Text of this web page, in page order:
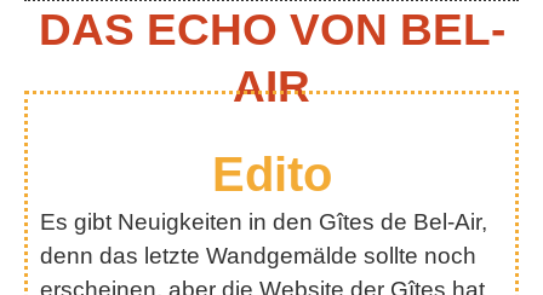
DAS ECHO VON BEL-
AIR
Edito
Es gibt Neuigkeiten in den Gîtes de Bel-Air,
denn das letzte Wandgemälde sollte noch
erscheinen, aber die Website der Gîtes hat